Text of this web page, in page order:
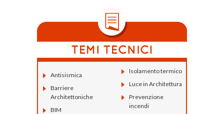
Antisismica
Barriere
Architettoniche
BIM
Isolamento termico
Luce in Architettura
Prevenzione
incendi